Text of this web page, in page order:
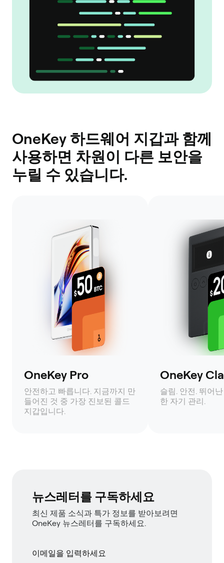
OneKey 하드웨어 지갑과 함께
사용하면 차원이 다른 보안을
누릴 수 있습니다.
OneKey Pro
안전하고 빠릅니다. 지금까지 만
들어진 것 중 가장 진보된 콜드
지갑입니다.
OneKey
슬림. 안전. 뛰어
한 자기 관리.
뉴스레터를 구독하세요
최신 제품 소식과 특가 정보를 받아보려면
OneKey 뉴스레터를 구독하세요.